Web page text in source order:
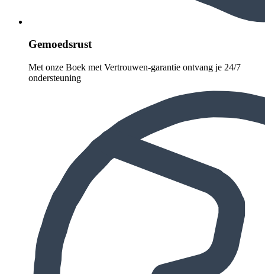
Gemoedsrust
Met onze Boek met Vertrouwen-garantie ontvang je 24/7
ondersteuning